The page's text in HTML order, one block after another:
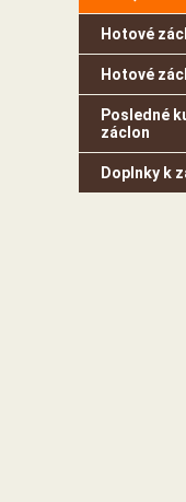
Hotové
Hotové
Posledné
záclon
Doplnky k